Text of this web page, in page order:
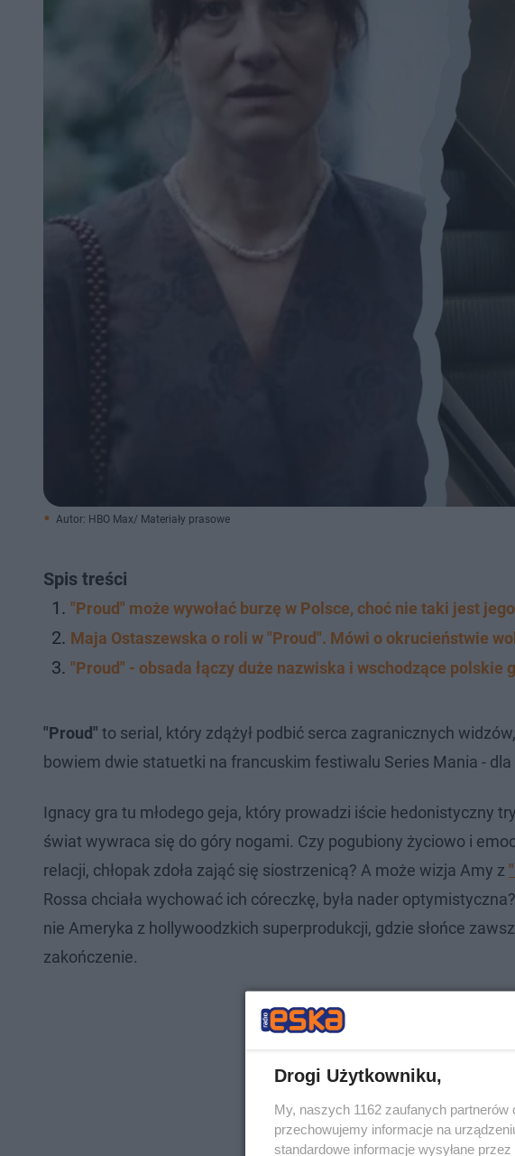
Autor: HBO Max/ Materiały prasowe
Spis treści
"Proud" może wywołać burzę w Polsce, choć nie taki jest
Maja Ostaszewska o roli w "Proud". Mówi o okrucieństwie
"Proud" - obsada łączy duże nazwiska i wschodzące polskie
"Proud" to serial, który zdążył podbić serca zagranicznych
bowiem dwie statuetki na francuskim festiwalu Series Mania -
Ignacy gra tu młodego geja, który prowadzi iście hedonistyczny
świat wywraca się do góry nogami. Czy pogubiony życiowo i
relacji, chłopak zdoła zająć się siostrzenicą? A może wizja Amy z
Rossa chciała wychować ich córeczkę, była nader
nie Ameryka z hollywoodzkich superprodukcji, gdzie słońce
zakończenie.
Drogi Użytkowniku,
My, naszych 1162 zaufanych
przechowujemy informacje na
standardowe informacje wysyłane